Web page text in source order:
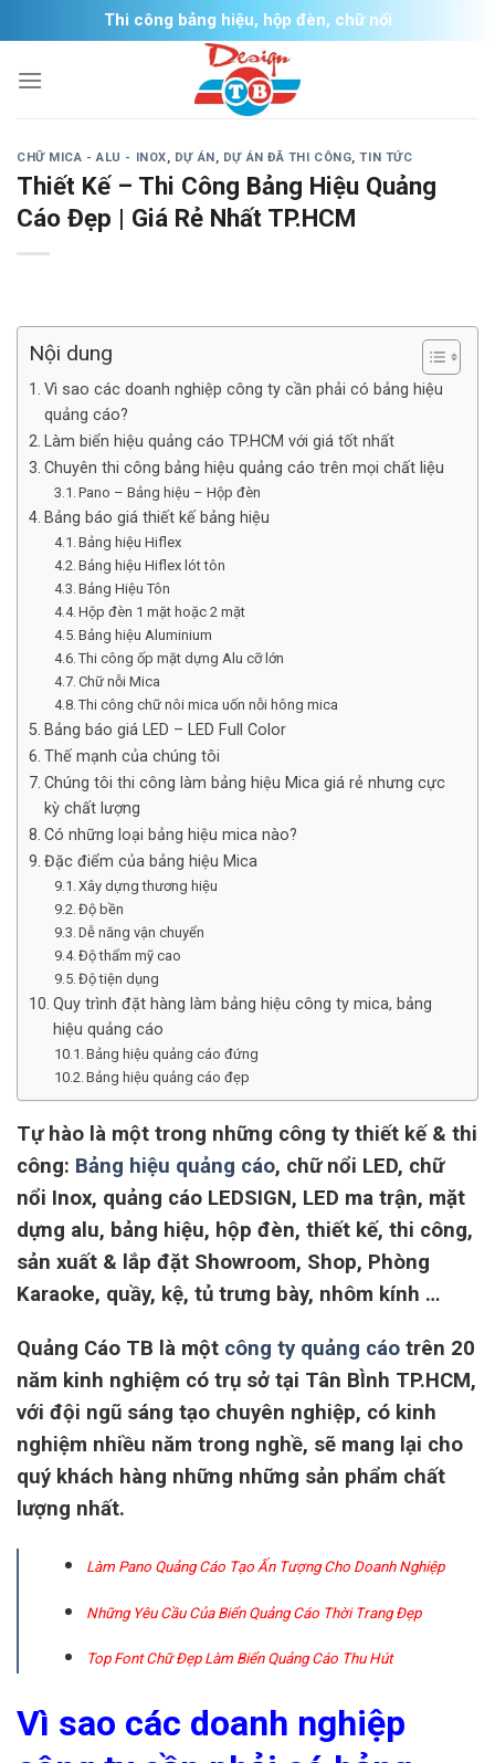
to
content
Thi công bảng hiệu, hộp đèn, chữ nổi
CHỮ MICA - ALU - INOX, DỰ ÁN, DỰ ÁN ĐÃ THI CÔNG,TIN TỨC
Thiết Kế – Thi Công Bảng Hiệu Quảng
Cáo Đẹp | Giá Rẻ Nhất TP.HCM
Nội dung
Vì sao các doanh nghiệp công ty cần phải có bảng hiệu
quảng cáo?
Làm biển hiệu quảng cáo TP.HCM với giá tốt nhất
Chuyên thi công bảng hiệu quảng cáo trên mọi chất liệu
Pano – Bảng hiệu – Hộp đèn
Bảng báo giá thiết kế bảng hiệu
Bảng hiệu Hiflex
Bảng hiệu Hiflex lót tôn
Bảng Hiệu Tôn
Hộp đèn 1 mặt hoặc 2 mặt
Bảng hiệu Aluminium
Thi công ốp mặt dựng Alu cỡ lớn
Chữ nỗi Mica
Thi công chữ nôi mica uốn nỗi hông mica
Bảng báo giá LED – LED Full Color
Thế mạnh của chúng tôi
Chúng tôi thi công làm bảng hiệu Mica giá rẻ nhưng cực
kỳ chất lượng
Có những loại bảng hiệu mica nào?
Đặc điểm của bảng hiệu Mica
Xây dựng thương hiệu
Độ bền
Dễ năng vận chuyển
Độ thẩm mỹ cao
Độ tiện dụng
Quy trình đặt hàng làm bảng hiệu công ty mica, bảng
hiệu quảng cáo
Bảng hiệu quảng cáo đứng
Bảng hiệu quảng cáo đẹp
Tự hào là một trong những công ty thiết kế & thi
công: Bảng hiệu quảng cáo, chữ nổi LED, chữ
nổi Inox, quảng cáo LEDSIGN, LED ma trận, mặt
dựng alu, bảng hiệu, hộp đèn, thiết kế, thi công,
sản xuất & lắp đặt Showroom, Shop, Phòng
Karaoke, quầy, kệ, tủ trưng bày, nhôm kính …
Quảng Cáo TB là một công ty quảng cáo trên 20
năm kinh nghiệm có trụ sở tại Tân BÌnh TP.HCM,
với đội ngũ sáng tạo chuyên nghiệp, có kinh
nghiệm nhiều năm trong nghề, sẽ mang lại cho
quý khách hàng những những sản phẩm chất
lượng nhất.
Làm Pano Quảng Cáo Tạo Ấn Tượng Cho Doanh Nghiệp
Những Yêu Cầu Của Biển Quảng Cáo Thời Trang Đẹp
Top Font Chữ Đẹp Làm Biển Quảng Cáo Thu Hút
Vì sao các doanh nghiệp